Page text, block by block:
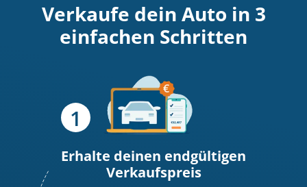
Verkaufe dein Auto in 3
einfachen Schritten
Erhalte deinen endgültigen
Verkaufspreis